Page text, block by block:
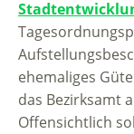
ehemaliges
das Bezirksamt
Offensichtlich